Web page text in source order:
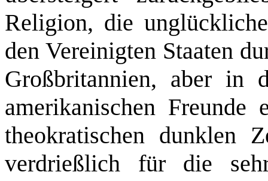
Religion, die
den Vereinigten Staaten
Großbritannien, aber in
amerikanischen
theokratischen dunklen
verdrießlich für die